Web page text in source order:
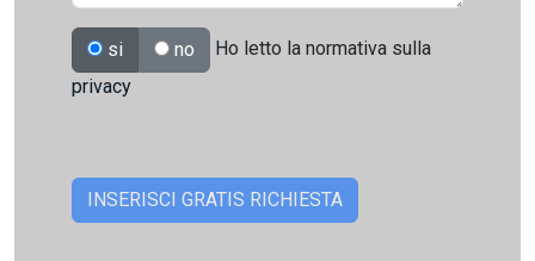
si no
Ho letto la normativa sulla
privacy